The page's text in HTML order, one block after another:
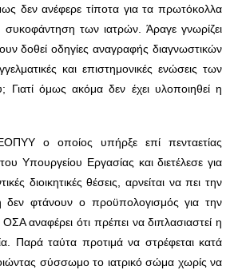
δεν ανέφερε τίποτα για τα πρωτόκολλα
των ιατρών. Άραγε γνωρίζει
δοθεί οδηγίες αναγραφής διαγνωστικών
και επιστημονικές ενώσεις των
Γιατί όμως ακόμα δεν έχει υλοποιηθεί η
ο οποίος υπήρξε επί πενταετίας
Υπουργείου Εργασίας και διετέλεσε για
διοικητικές θέσεις, αρνείται να πει την
δεν φτάνουν ο προϋπολογισμός για την
ΟΣΑ αναφέρει ότι πρέπει να διπλασιαστεί η
Παρά ταύτα προτιμά να στρέφεται κατά
σύσσωμο το ιατρικό σώμα χωρίς να